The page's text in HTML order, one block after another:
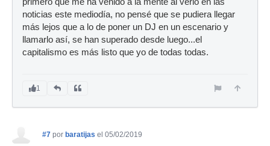
noticias este mediodía, no pensé que se pudiera llegar
más lejos que a lo de poner un DJ en un escenario y
llamarlo así, se han superado desde luego...el
capitalismo es más listo que yo de todas todas.
1
#7 por baratijas el 05/02/2019